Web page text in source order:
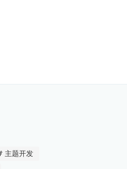
主题开发